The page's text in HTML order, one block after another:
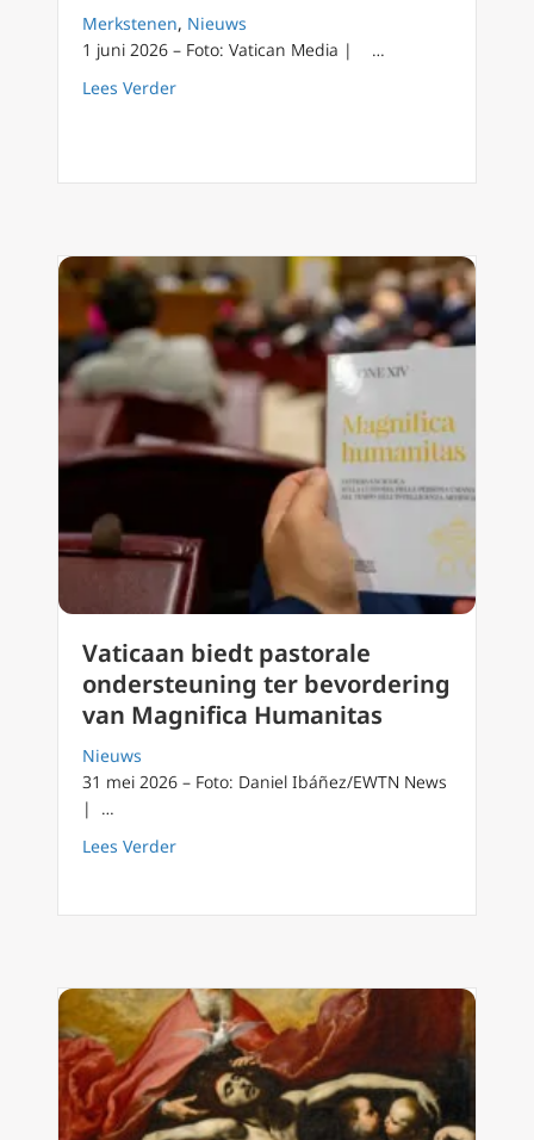
Merkstenen, Nieuws
1 juni 2026 – Foto: Vatican Media | …
Lees Verderabout Paus Leo XIV: De Drie-eenheid leert
Vaticaan biedt pastorale
ondersteuning ter bevordering
van Magnifica Humanitas
Nieuws
31 mei 2026 – Foto: Daniel Ibáñez/EWTN News
| …
Lees Verderabout Vaticaan biedt pastorale